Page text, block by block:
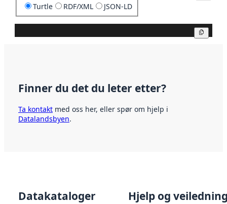
Turtle RDF/XML JSON-LD
Finner du det du leter etter?
Ta kontakt med oss her, eller spør om hjelp i
Datalandsbyen.
Datakataloger Hjelp og